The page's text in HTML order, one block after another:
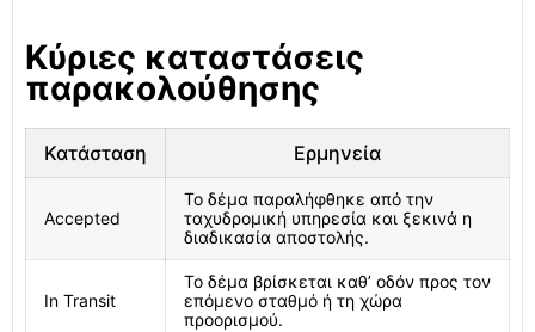
Κύριες καταστάσεις
παρακολούθησης
Κατάσταση Ερμηνεία
Accepted
Το δέμα παραλήφθηκε από την
ταχυδρομική υπηρεσία και ξεκινά η
διαδικασία αποστολής.
In Transit
Το δέμα βρίσκεται καθ’ οδόν προς τον
επόμενο σταθμό ή τη χώρα
προορισμού.